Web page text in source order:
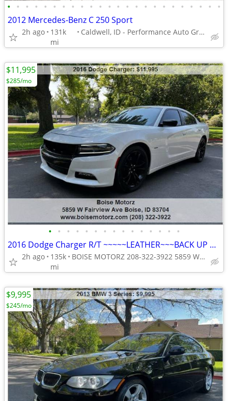
• • • • • • • • • • • • • • • • • • • • • • • •
2012 Mercedes-Benz C 250 Sport
2h ago
131k
mi
Caldwell, ID - Performance Auto Group
• • • • • • • • • • • • • • •
2016 Dodge Charger R/T ~~~~~LEATHER~~~BACK UP CAMERA ~~~~NAVIGATION~~~
2h ago
135k
mi
BOISE MOTORZ 208-322-3922 5859 W FAIRVIEW AVE BOISE IDAHO<ta
$11,995
$285/mo
$9,995
$245/mo